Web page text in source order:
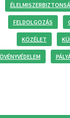
FELDOLGOZÁS
KÖZÉLET